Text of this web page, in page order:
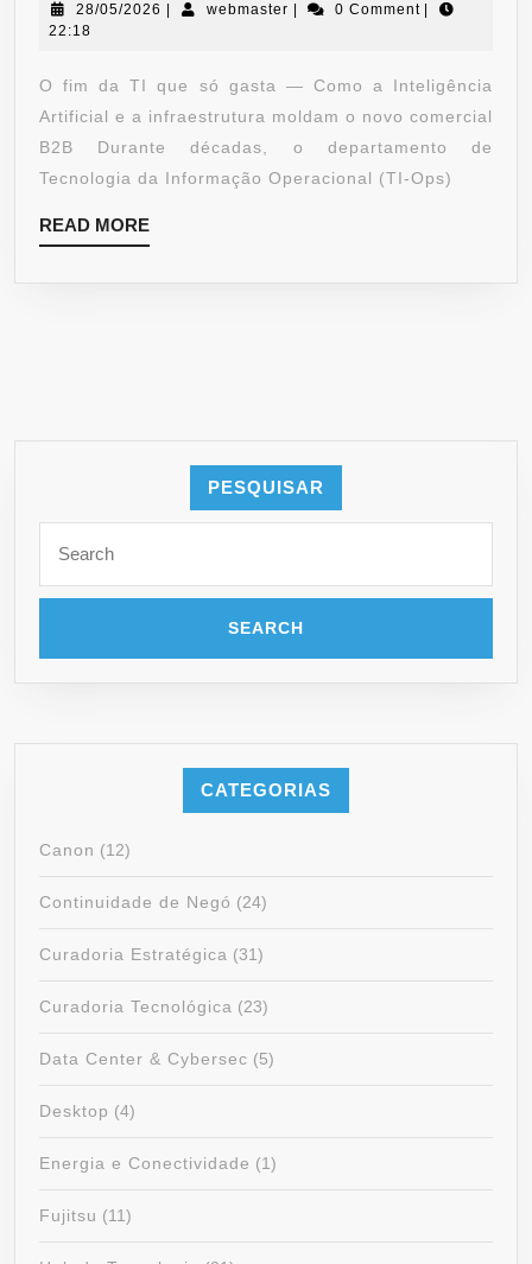
28/05/2026 webmaster 0 Comment
22:18
O fim da TI que só gasta — Como a Inteligência
Artificial e a infraestrutura moldam o novo comercial
B2B Durante décadas, o departamento de
Tecnologia da Informação Operacional (TI-Ops)
READ MORE
PESQUISAR
CATEGORIAS
Canon (12)
Continuidade de Negó (24)
Curadoria Estratégica (31)
Curadoria Tecnológica (23)
Data Center & Cybersec (5)
Desktop (4)
Energia e Conectividade (1)
Fujitsu (11)